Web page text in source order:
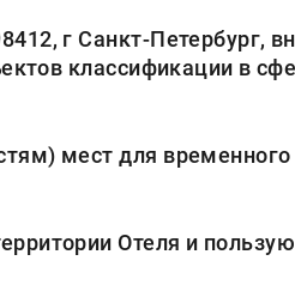
г Санкт-Петербург,
классификации в
мест для
Отеля и